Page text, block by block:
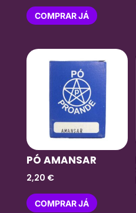
COMPRAR JÁ
PÓ AMANSAR
2,20 €
COMPRAR JÁ